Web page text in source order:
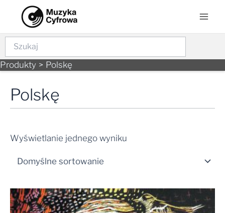
content
Szukaj
Produkty Polskę
Polskę
Wyświetlanie jednego wyniku